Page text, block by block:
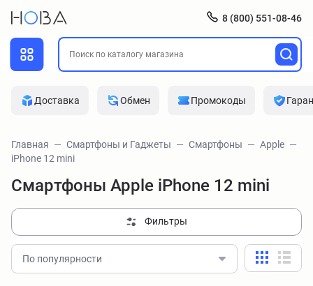
8 (800) 551-08-46
Доставка Обмен Промокоды
Главная Смартфоны и Гаджеты Смартфоны
Apple
iPhone 12 mini
Смартфоны Apple iPhone 12 mini
Фильтры
По популярности